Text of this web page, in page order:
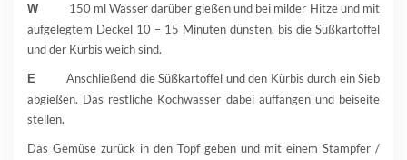
W 150 ml Wasser darüber gießen und bei milder Hitze und mit
aufgelegtem Deckel 10 – 15 Minuten dünsten, bis die Süßkartoffel
und der Kürbis weich sind.
E Anschließend die Süßkartoffel und den Kürbis durch ein Sieb
abgießen. Das restliche Kochwasser dabei auffangen und beiseite
stellen.
Das Gemüse zurück in den Topf geben und mit einem Stampfer /